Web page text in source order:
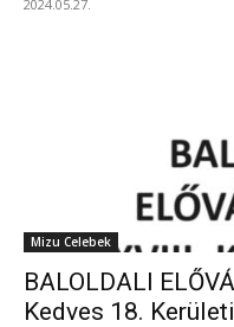
2024.05.27.
Mizu Celebek
BALOLDALI
Kedves 18.